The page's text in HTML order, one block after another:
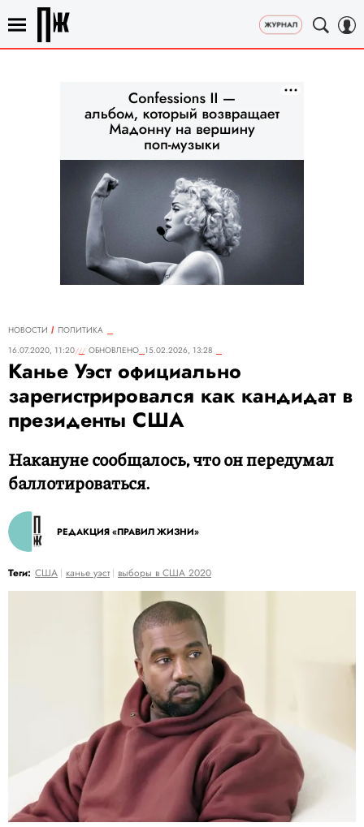
НОВОСТИ
ПОЛИТИКА
16.07.2020, 11:20
ОБНОВЛЕНО 15.02.2026, 13:28
Канье Уэст официально
зарегистрировался как кандидат в
президенты США
Накануне сообщалось, что он передумал
баллотироваться.
РЕДАКЦИЯ «ПРАВИЛ ЖИЗНИ»
Теги: США канье уэст выборы в США 2020